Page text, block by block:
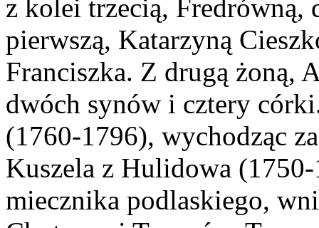
z kolei trzecią, Fredrówną,
pierwszą, Katarzyną
Franciszka. Z drugą żoną,
dwóch synów i cztery
(1760-1796), wychodząc
Kuszela z Hulidowa
miecznika podlaskiego,